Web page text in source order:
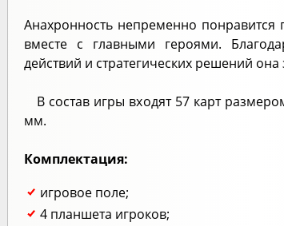
Анахронность непременно
вместе с главными героями.
действий и стратегических решений
В состав игры входят 57 карт
мм.
Комплектация:
игровое поле;
4 планшета игроков;